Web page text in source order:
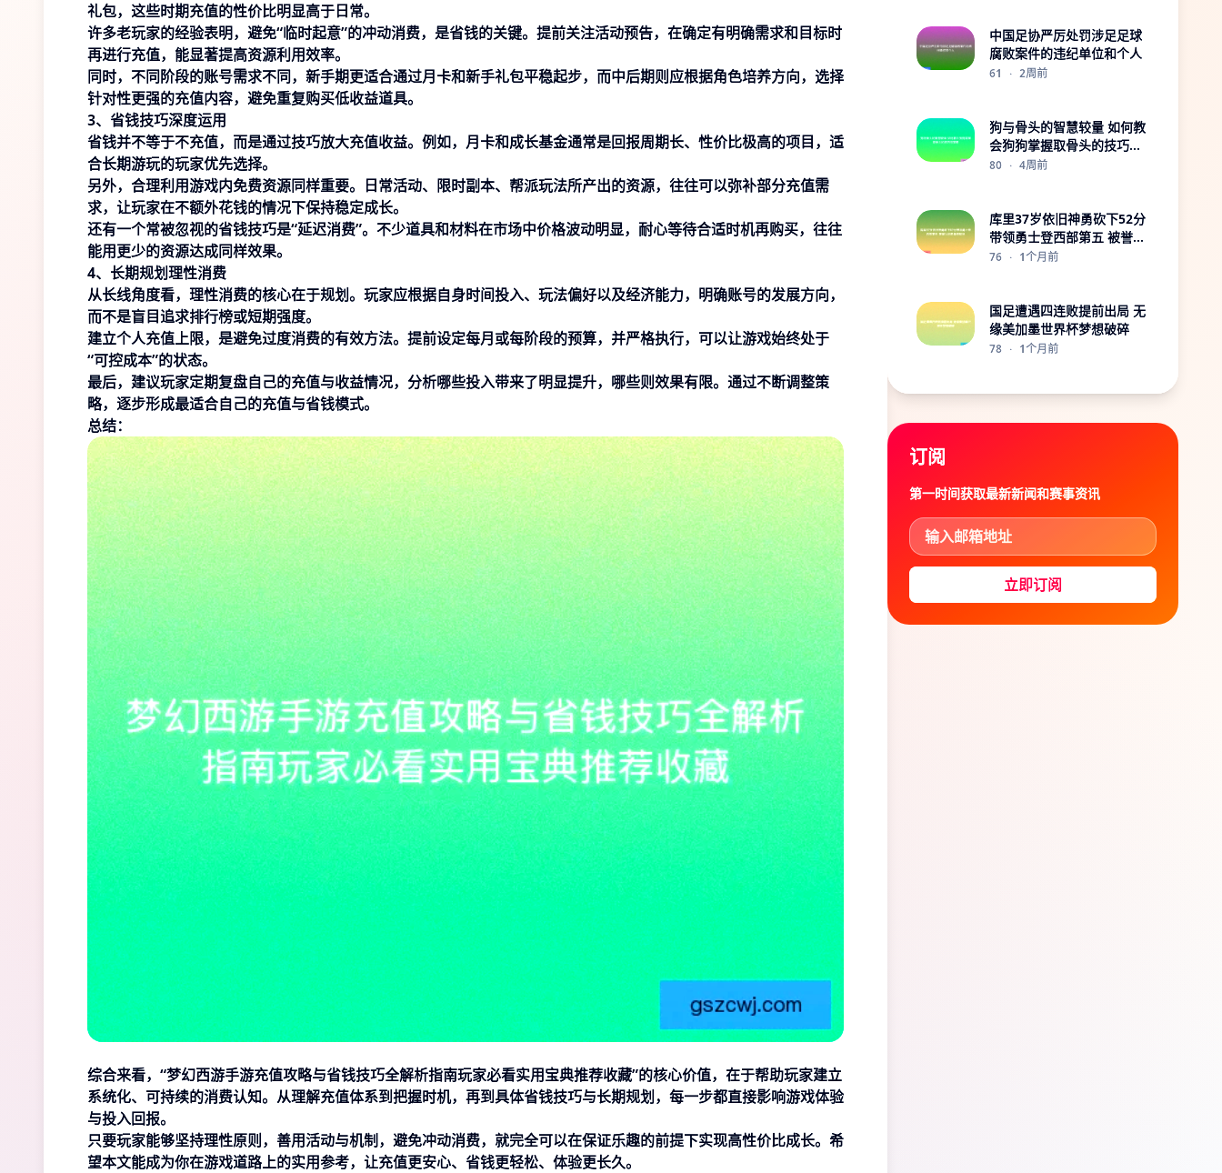
礼包，这些时期充值的性价比明显高于日常。
许多老玩家的经验表明，避免“临时起意”的冲动消费，是省钱的关键。提前关注活动预告，在确定有明确需求和目标时
再进行充值，能显著提高资源利用效率。
同时，不同阶段的账号需求不同，新手期更适合通过月卡和新手礼包平稳起步，而中后期则应根据角色培养方向，选择
针对性更强的充值内容，避免重复购买低收益道具。
3、省钱技巧深度运用
省钱并不等于不充值，而是通过技巧放大充值收益。例如，月卡和成长基金通常是回报周期长、性价比极高的项目，适
合长期游玩的玩家优先选择。
另外，合理利用游戏内免费资源同样重要。日常活动、限时副本、帮派玩法所产出的资源，往往可以弥补部分充值需
求，让玩家在不额外花钱的情况下保持稳定成长。
还有一个常被忽视的省钱技巧是“延迟消费”。不少道具和材料在市场中价格波动明显，耐心等待合适时机再购买，往往
能用更少的资源达成同样效果。
4、长期规划理性消费
从长线角度看，理性消费的核心在于规划。玩家应根据自身时间投入、玩法偏好以及经济能力，明确账号的发展方向，
而不是盲目追求排行榜或短期强度。
建立个人充值上限，是避免过度消费的有效方法。提前设定每月或每阶段的预算，并严格执行，可以让游戏始终处于
“可控成本”的状态。
最后，建议玩家定期复盘自己的充值与收益情况，分析哪些投入带来了明显提升，哪些则效果有限。通过不断调整策
略，逐步形成最适合自己的充值与省钱模式。
总结：
综合来看，“梦幻西游手游充值攻略与省钱技巧全解析指南玩家必看实用宝典推荐收藏”的核心价值，在于帮助玩家建立
系统化、可持续的消费认知。从理解充值体系到把握时机，再到具体省钱技巧与长期规划，每一步都直接影响游戏体验
与投入回报。
只要玩家能够坚持理性原则，善用活动与机制，避免冲动消费，就完全可以在保证乐趣的前提下实现高性价比成长。希
望本文能成为你在游戏道路上的实用参考，让充值更安心、省钱更轻松、体验更长久。
中国足协严厉处罚涉足足球
腐败案件的违纪单位和个人
61 · 2周前
狗与骨头的智慧较量 如何教
会狗狗掌握取骨头的技巧和
策略
80 · 4周前
库里37岁依旧神勇砍下52分
带领勇士登西部第五 被誉为
历史最佳球员
76 · 1个月前
国足遭遇四连败提前出局 无
缘美加墨世界杯梦想破碎
78 · 1个月前
订阅
第一时间获取最新新闻和赛事资讯
立即订阅